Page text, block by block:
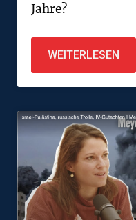
Jahre?
WEITERLESEN